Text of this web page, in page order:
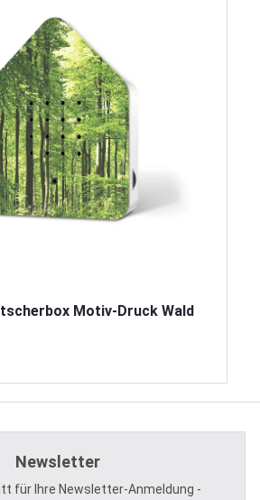
Motiv-Druck Wald
Newsletter
für Ihre Newsletter-Anmeldung -